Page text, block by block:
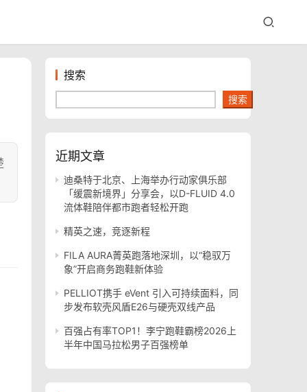
搜索
搜索
近期文章
迪桑特于北京、上海举办行动家俱乐部
「缓震新境界」分享会，以D-FLUID 4.0
流体鞋陪伴都市跑者轻松开跑
精英之速，竞逐新程
FILA AURA菁英跑落地深圳，以“稳驭万
象”开启商务跑鞋新体验
PELLIOT携手 eVent 引入可持续面料，同
步发布软壳风盾E26与硬壳双线产品
百强占有率TOP1！李宁跑鞋霸榜2026上
半年中国马拉松男子百强榜单